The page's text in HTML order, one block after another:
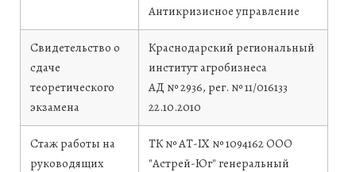
Антикризисное управление
Свидетельство о
сдаче
теоретического
экзамена
Краснодарский региональный
институт агробизнеса
АД № 2936, рег. № 11/016133
22.10.2010
Стаж работы на
руководящих
ТК № АТ-IX № 1094162 ООО
"Астрей-Юг" генеральный